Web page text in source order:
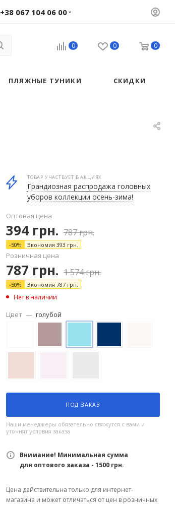
+38 067 104 06 00
0 0 0
ПЛЯЖНЫЕ ТУНИКИ СКИДКИ
ТОВАР УЧАСТВУЕТ В АКЦИЯХ
Грандиозная распродажа головных
уборов коллекции осень-зима!
Оптовая цена
394 грн. 787грн.
-50% Экономия 393 грн.
Розничная цена
787 грн. 1 574грн.
-50% Экономия 787 грн.
Нет в наличии
Цвет — голубой
ПОД ЗАКАЗ
Наши менеджеры обязательно свяжутся с вами и
уточнят условия заказа
Внимание! Минимальная сумма
для оптового заказа - 1500 грн.
Цена действительна только для интернет-
магазина и может отличаться от цен в розничных